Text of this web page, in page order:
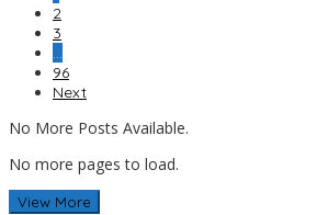
2
3
…
96
Next
No More Posts Available.
No more pages to load.
View More